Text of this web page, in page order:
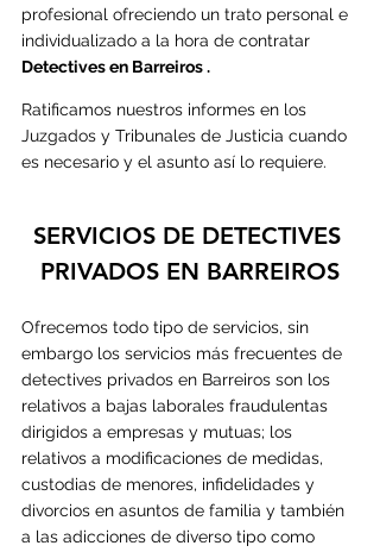
profesional ofreciendo un trato personal e
individualizado a la hora de contratar
Detectives en Barreiros .
Ratificamos nuestros informes en los
Juzgados y Tribunales de Justicia cuando
es necesario y el asunto así lo requiere.
SERVICIOS DE DETECTIVES
PRIVADOS EN BARREIROS
Ofrecemos todo tipo de servicios, sin
embargo los servicios más frecuentes de
detectives privados en Barreiros son los
relativos a bajas laborales fraudulentas
dirigidos a empresas y mutuas; los
relativos a modificaciones de medidas,
custodias de menores, infidelidades y
divorcios en asuntos de familia y también
a las adicciones de diverso tipo como